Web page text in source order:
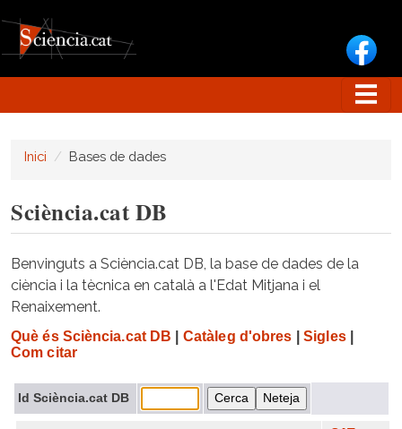
Inici Bases de dades
Sciència.cat DB
Benvinguts a Sciència.cat DB, la base de dades de la
ciència i la tècnica en català a l'Edat Mitjana i el
Renaixement.
Què és Sciència.cat DB Catàleg d'obres Sigles|
Com citar
Id Sciència.cat DB